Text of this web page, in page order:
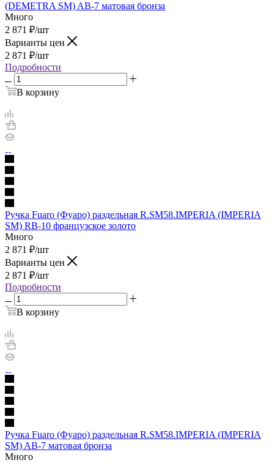
(DEMETRA SM) AB-7 матовая бронза
Много
2 871 ₽/шт
Варианты цен
2 871 ₽/шт
Подробности
В корзину
Ручка Fuaro (Фуаро) раздельная R.SM58.IMPERIA (IMPERIA
SM) RB-10 французское золото
Много
2 871 ₽/шт
Варианты цен
2 871 ₽/шт
Подробности
В корзину
Ручка Fuaro (Фуаро) раздельная R.SM58.IMPERIA (IMPERIA
SM) AB-7 матовая бронза
Много